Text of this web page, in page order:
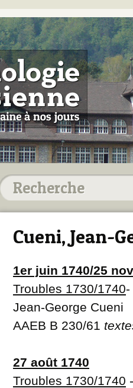
Cueni, Jean-
1er juin 1740/25
Troubles 1730/1740-
Jean-George Cueni
AAEB B 230/61
27 août 1740
Troubles 1730/1740